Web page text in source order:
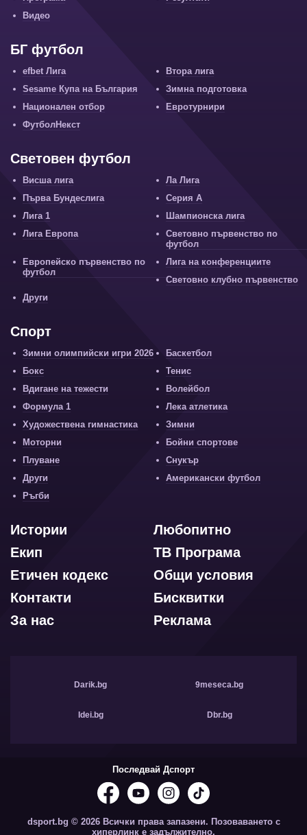
Видео
БГ футбол
efbet Лига
Втора лига
Sesame Купа на България
Зимна подготовка
Национален отбор
Евротурнири
ФутболНекст
Световен футбол
Висша лига
Ла Лига
Първа Бундеслига
Серия А
Лига 1
Шампионска лига
Лига Европа
Световно първенство по
футбол
Европейско първенство по
футбол
Лига на конференциите
Световно клубно първенство
Други
Спорт
Зимни олимпийски игри 2026
Баскетбол
Бокс
Тенис
Вдигане на тежести
Волейбол
Формула 1
Лека атлетика
Художествена гимнастика
Зимни
Моторни
Бойни спортове
Плуване
Снукър
Други
Американски футбол
Ръгби
Любопитно
Истории
ТВ Програма
Екип
Общи условия
Етичен кодекс
Бисквитки
Контакти
Реклама
За нас
Darik.bg 9meseca.bg
Idei.bg Dbr.bg
Последвай Дспорт
dsport.bg © 2026 Всички права запазени. Позоваването с
хиперлинк е задължително.